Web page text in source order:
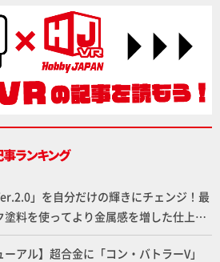
」を自分だけの輝きにチェンジ！最
塗料を使ってより金属感を増した仕上が
み】
ーアル】超合金に「コン・バトラーV」